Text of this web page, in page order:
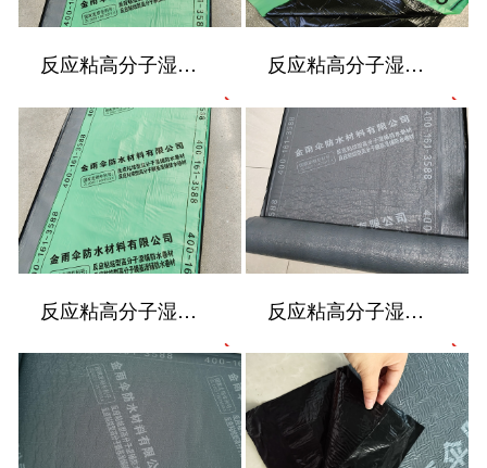
反应粘高分子湿铺防水卷材 反应粘高分子湿铺防水卷材
反应粘高分子湿铺防水卷材 反应粘高分子湿铺防水卷材